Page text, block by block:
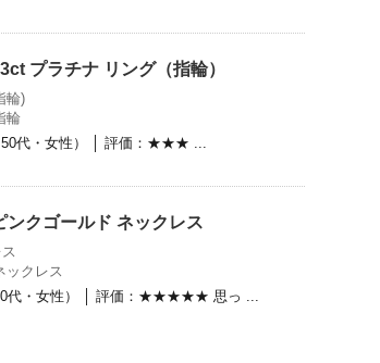
プラチナ リング（指輪）
輪)
輪
50代・女性） │ 評価：★★★ ...
クゴールド ネックレス
ックレス
50代・女性） │ 評価：★★★★★ 思っ ...